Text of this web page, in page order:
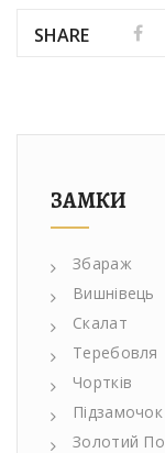
SHARE
ЗАМКИ
Збараж
Вишнівець
Скалат
Теребовля
Чортків
Підзамочок
Золотий